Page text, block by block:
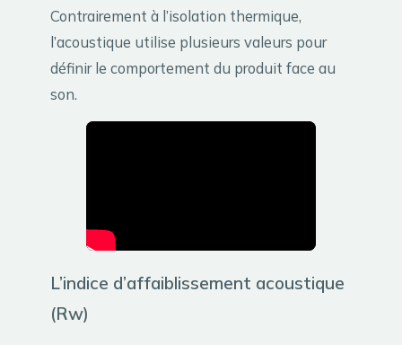
Contrairement à l’isolation thermique,
l’acoustique utilise plusieurs valeurs pour
définir le comportement du produit face au
son.
L’indice d’affaiblissement acoustique
(Rw)